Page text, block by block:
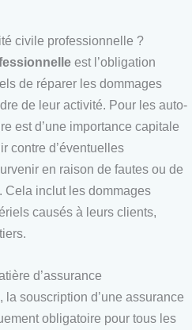
civile professionnelle ?
est l’obligation
de réparer les dommages
de leur activité. Pour les auto-
est d’une importance capitale
contre d’éventuelles
en raison de fautes ou de
Cela inclut les dommages
causés à leurs clients,
d’assurance
souscription d’une assurance
obligatoire pour tous les